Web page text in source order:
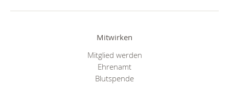
Mitwirken
Mitglied werden
Ehrenamt
Blutspende